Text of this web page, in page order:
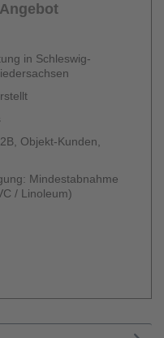
in Schleswig-
Objekt-Kunden,
Mindestabnahme
/ Linoleum)